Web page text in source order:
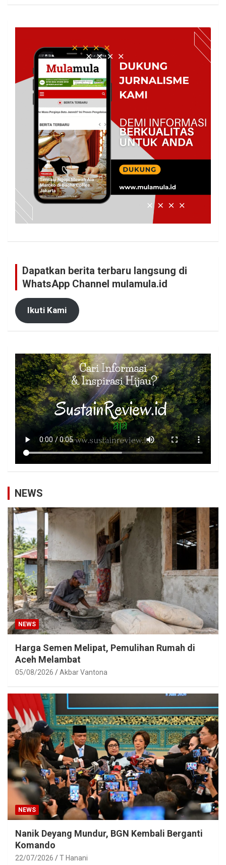
Dapatkan berita terbaru langsung di
WhatsApp Channel mulamula.id
Ikuti Kami
NEWS
NEWS
Harga Semen Melipat, Pemulihan Rumah di
Aceh Melambat
05/08/2026 Akbar Vantona
NEWS
Nanik Deyang Mundur, BGN Kembali Berganti
Komando
22/07/2026 T Hanani